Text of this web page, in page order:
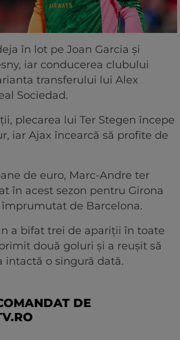
în lot pe Joan Garcia și
iar conducerea clubului
transferului lui Alex
Sociedad.
plecarea lui Ter Stegen începe
iar Ajax încearcă să profite de
de euro, Marc-Andre ter
în acest sezon pentru Girona
împrumutat de Barcelona.
a bifat trei de apariții în toate
două goluri și a reușit să
intactă o singură dată.
DE